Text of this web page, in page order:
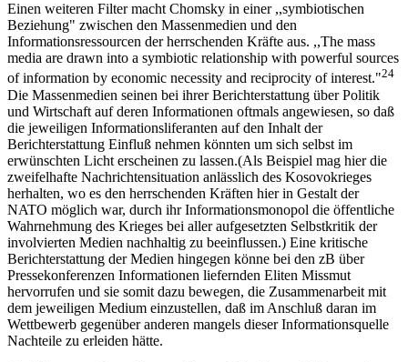
Einen weiteren Filter macht Chomsky in einer ,,symbiotischen
Beziehung" zwischen den Massenmedien und den
Informationsressourcen der herrschenden Kräfte aus. ,,The mass
media are drawn into a symbiotic relationship with powerful sources
of information by economic necessity and reciprocity of interest."24
Die Massenmedien seinen bei ihrer Berichterstattung über Politik
und Wirtschaft auf deren Informationen oftmals angewiesen, so daß
die jeweiligen Informationsliferanten auf den Inhalt der
Berichterstattung Einfluß nehmen könnten um sich selbst im
erwünschten Licht erscheinen zu lassen.(Als Beispiel mag hier die
zweifelhafte Nachrichtensituation anlässlich des Kosovokrieges
herhalten, wo es den herrschenden Kräften hier in Gestalt der
NATO möglich war, durch ihr Informationsmonopol die öffentliche
Wahrnehmung des Krieges bei aller aufgesetzten Selbstkritik der
involvierten Medien nachhaltig zu beeinflussen.) Eine kritische
Berichterstattung der Medien hingegen könne bei den zB über
Pressekonferenzen Informationen liefernden Eliten Missmut
hervorrufen und sie somit dazu bewegen, die Zusammenarbeit mit
dem jeweiligen Medium einzustellen, daß im Anschluß daran im
Wettbewerb gegenüber anderen mangels dieser Informationsquelle
Nachteile zu erleiden hätte.